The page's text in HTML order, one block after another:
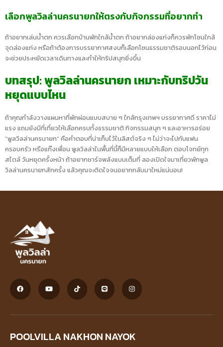
เลือกพูลวิลล่านครนายกให้ตรงกับกิจกรรมที่อยากทำ
ถ้าอยากเล่นน้ำตก ควรเลือกบ้านพักใกล้น้ำตก ถ้าอยากล่องแก่งก็ควรพักโซนใกล้
จุดล่องแก่ง หรือถ้าต้องการบรรยากาศสงบก็เลือกโซนธรรมชาติรอบนอกไว้ก่อน
จะช่วยประหยัดเวลาเดินทางและทำให้ทริปสนุกยิ่งขึ้น
บทสรุป: พูลวิลล่านครนายก เหมาะกับทริปวัน
หยุดแบบไหน
ถ้าคุณกำลังวางแผนหาที่พักผ่อนแบบสบาย ๆ ใกล้กรุงเทพฯ บรรยากาศดี ราคาไม่
แรง แถมยังมีที่เที่ยวให้เลือกครบทั้งธรรมชาติ กิจกรรมสนุก ๆ และอาหารอร่อย
“พูลวิลล่านครนายก” คือคำตอบที่น่าเก็บไว้ในลิสต์จริง ๆ ไม่ว่าจะไปกับแฟน
ครอบครัว หรือแก๊งเพื่อน พูลวิลล่าในพื้นที่นี้ก็มีหลายแบบให้เลือก ตอบโจทย์ทุก
สไตล์ วันหยุดครั้งหน้า ถ้าอยากชาร์จพลังแบบเต็มที่ ลองเปิดใจมาเที่ยวพักพูล
วิลล่านครนายกสักครั้ง แล้วคุณจะติดใจจนอยากกลับมาใหม่แน่นอน!
POOLVILLA NAKHON NAYOK